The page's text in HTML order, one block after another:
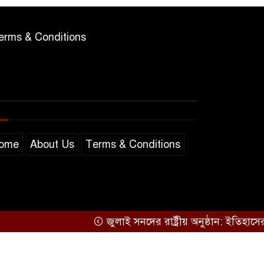
& Conditions
About Us Terms & Conditions
জুলাই সনদের রাষ্ট্রীয় অনুষ্ঠান: ইতিহাসের